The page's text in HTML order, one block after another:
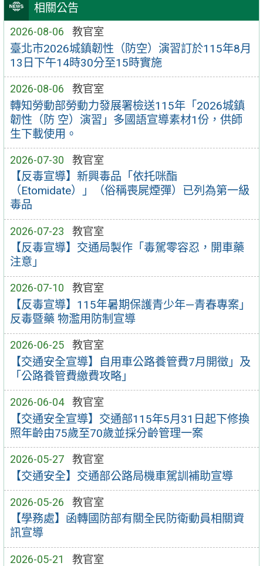
相關公告
2026-08-06 教官室
臺北市2026城鎮韌性（防空）演習訂於115年8月
13日下午14時30分至15時實施
2026-08-06 教官室
轉知勞動部勞動力發展署檢送115年「2026城鎮
韌性（防 空）演習」多國語宣導素材1份，供師
生下載使用。
2026-07-30 教官室
【反毒宣導】新興毒品「依托咪酯
（Etomidate）」（俗稱喪屍煙彈）已列為第一級
毒品
2026-07-23 教官室
【反毒宣導】交通局製作「毒駕零容忍，開車藥
注意」
2026-07-10 教官室
【反毒宣導】115年暑期保護青少年—青春專案」
反毒暨藥 物濫用防制宣導
2026-06-25 教官室
【交通安全宣導】自用車公路養管費7月開徵」及
「公路養管費繳費攻略」
2026-06-04 教官室
【交通安全宣導】交通部115年5月31日起下修換
照年齡由75歲至70歲並採分齡管理一案
2026-05-27 教官室
【交通安全】交通部公路局機車駕訓補助宣導
2026-05-26 教官室
【學務處】函轉國防部有關全民防衛動員相關資
訊宣導
2026-05-21 教官室